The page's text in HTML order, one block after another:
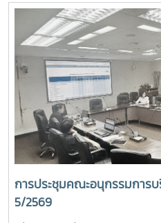
เพื่อเสริมสร้างความรู้และทักษะ
และการดำเนินชีวิตของบุคลากร
: ที่ประชุมประธานสภาอาจารย์ม
ปอมท.
การปรับปรุงข้อบังคับ และระเบี
เรื่อง ปัญหารถไฟฟ้าไม่เพียงพอ
เรื่อง ปัญหามิจฉาชีพหลอกโอน
รายรับของกองทุนเงินชดเชยข้อมู
มหาวิทยาลัย ผลกระทบที่กับพนัก
หน่วยงาน- กรณีศึกษาเบี้ยประกั
สภาพนักงาน มหาวิทยาลัยแม่โจ้
การประชุมคณะอนุกรรมการ
5/2569